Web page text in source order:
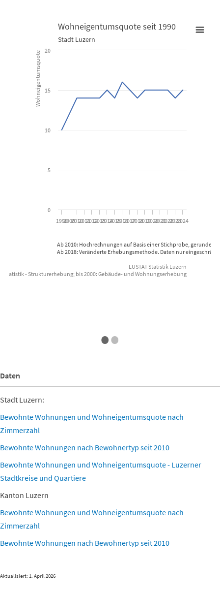
Wohneigentumsquote seit 1990
Line chart with 17 data points.
Stadt Luzern
View as data table, Wohneigentumsquote seit 1990
The chart has 1 X axis displaying categories.
The chart has 1 Y axis displaying Wohneigentumsquote. Data
Ab 2010: Hochrechnungen auf Basis einer Stichprobe, gerundete
Ab 2018: Veränderte Erhebungsmethode. Daten nur
Wohneigentumsquote
Wohneigentumsquote seit 1990
Stadt Luzern
19902000201020112012201320142015201620172018201920202021202220232024
0
5
10
15
20
LUSTAT Statistik Luzern
Statistik - Strukturerhebung; bis 2000: Gebäude- und Wohnungserhebung
••
Daten
Stadt Luzern:
Bewohnte Wohnungen und Wohneigentumsquote nach
Zimmerzahl
Bewohnte Wohnungen nach Bewohnertyp seit 2010
Bewohnte Wohnungen und Wohneigentumsquote - Luzerner
Stadtkreise und Quartiere
Kanton Luzern
Bewohnte Wohnungen und Wohneigentumsquote nach
Zimmerzahl
Bewohnte Wohnungen nach Bewohnertyp seit 2010
Aktualisiert: 1. April 2026